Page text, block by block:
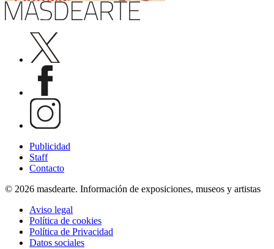
Publicidad
Staff
Contacto
© 2026 masdearte. Información de exposiciones, museos y artistas
Aviso legal
Política de cookies
Política de Privacidad
Datos sociales